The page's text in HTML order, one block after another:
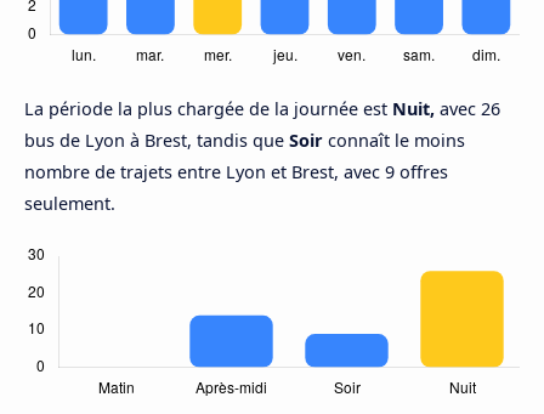
La période la plus chargée de la journée est Nuit, avec 26
bus de Lyon à Brest, tandis que Soir connaît le moins
nombre de trajets entre Lyon et Brest, avec 9 offres
seulement.